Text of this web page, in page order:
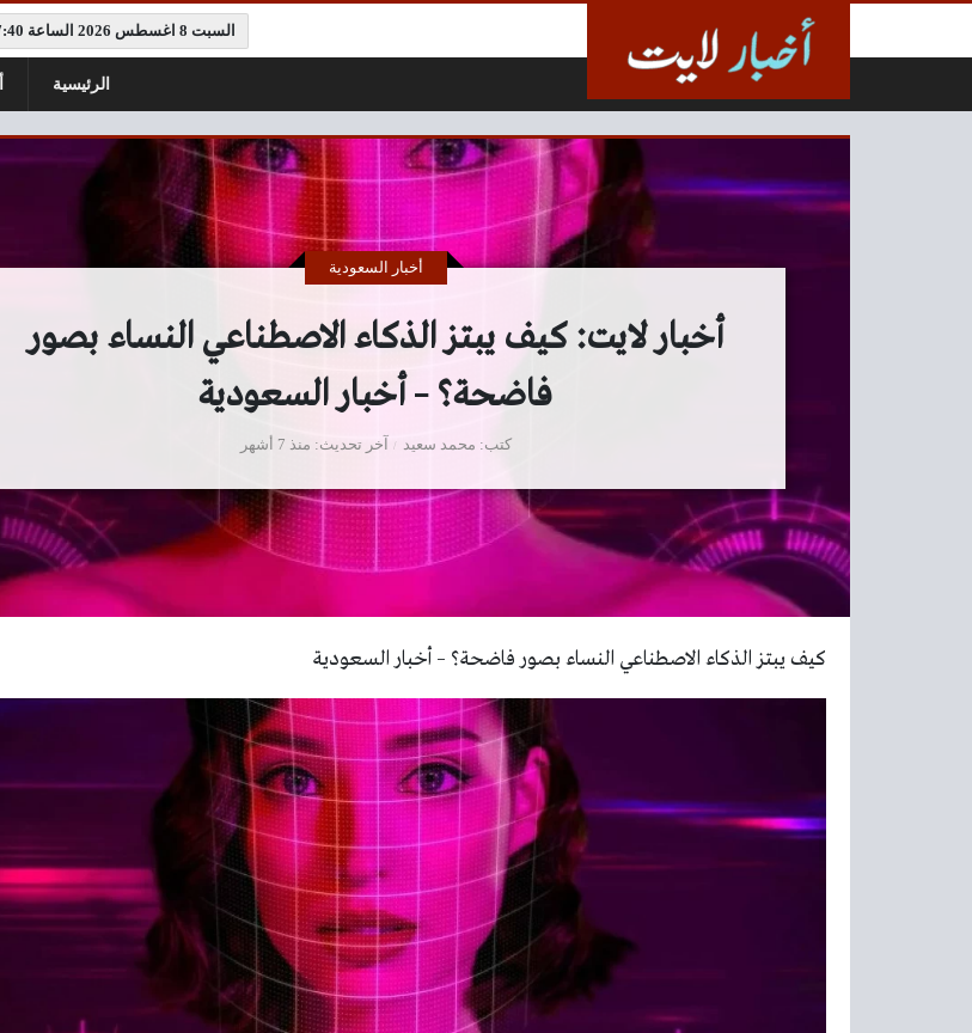
السبت 8 اغسطس 2026 الساعة 07:40 ص
الرئيسية
أخبار لايت: كيف يبتز الذكاء الاصطناعي النساء بصور
فاضحة؟ – أخبار السعودية
كتب محمد سعيد
أخبار السعودية
آخر تحديث منذ 7 أشهر
كيف يبتز الذكاء الاصطناعي النساء بصور فاضحة؟ – أخبار السعودية